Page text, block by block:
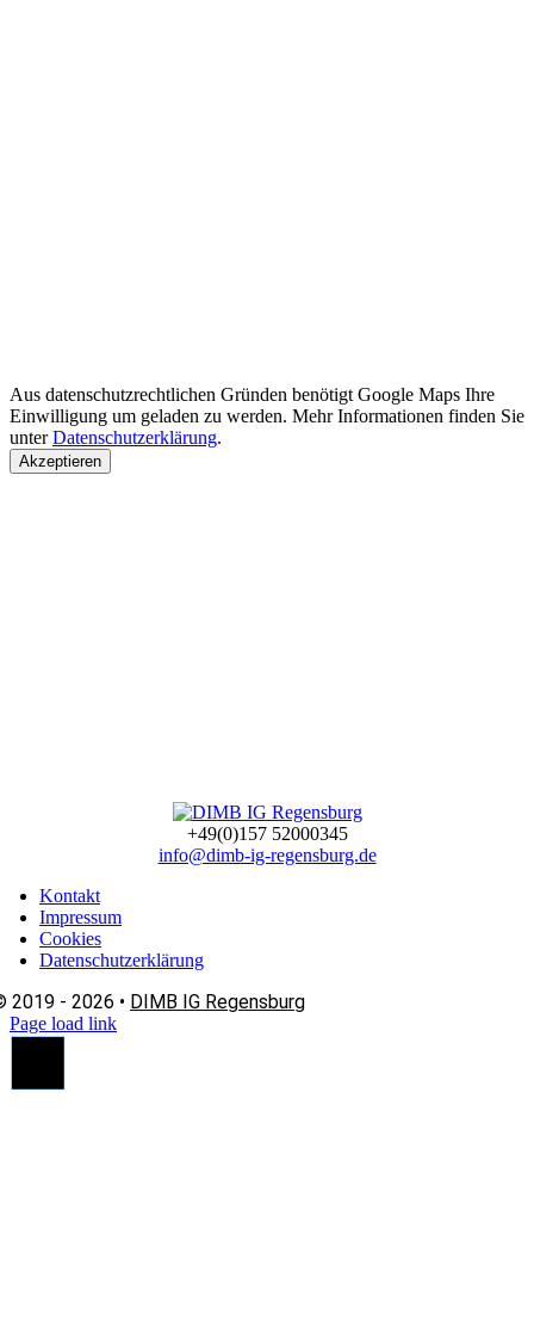
Aus datenschutzrechtlichen Gründen benötigt Google Maps Ihre
Einwilligung um geladen zu werden. Mehr Informationen finden Sie
unterDatenschutzerklärung.
Akzeptieren
+49(0)157 52000345
info@dimb-ig-regensburg.de
Kontakt
Impressum
Cookies
Datenschutzerklärung
2019 - 2026 • DIMB IG Regensburg
Page load link
Nach